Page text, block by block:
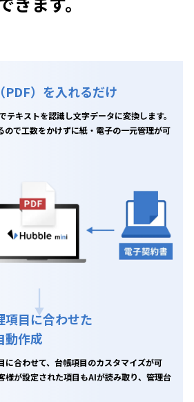
）を入れるだけ
テキストを認識し文字データに変換します。
ので工数をかけずに紙・電子の一元管理が可
目に合わせた
動作成
に合わせて、台帳項目のカスタマイズが可
様が設定された項目もAIが読み取り、管理台